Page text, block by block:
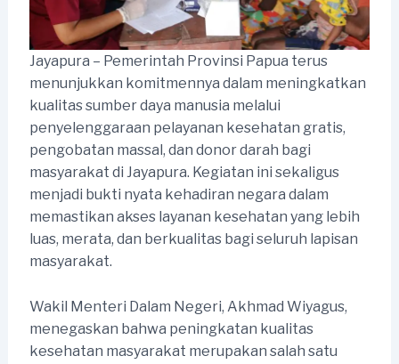
Jayapura – Pemerintah Provinsi Papua terus
menunjukkan komitmennya dalam meningkatkan
kualitas sumber daya manusia melalui
penyelenggaraan pelayanan kesehatan gratis,
pengobatan massal, dan donor darah bagi
masyarakat di Jayapura. Kegiatan ini sekaligus
menjadi bukti nyata kehadiran negara dalam
memastikan akses layanan kesehatan yang lebih
luas, merata, dan berkualitas bagi seluruh lapisan
masyarakat.
Wakil Menteri Dalam Negeri, Akhmad Wiyagus,
menegaskan bahwa peningkatan kualitas
kesehatan masyarakat merupakan salah satu